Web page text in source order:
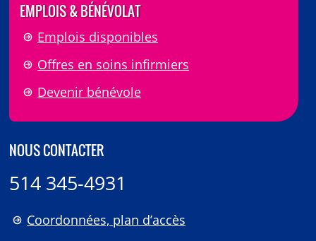
EMPLOIS & BÉNÉVOLAT
Emplois disponibles
Offres en soins infirmiers
Devenir bénévole
NOUS CONTACTER
514 345-4931
Coordonnées, plan d’accès